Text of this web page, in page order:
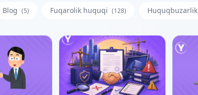
Blog (5) Fuqarolik huquqi (128) Huquqbuzarlik